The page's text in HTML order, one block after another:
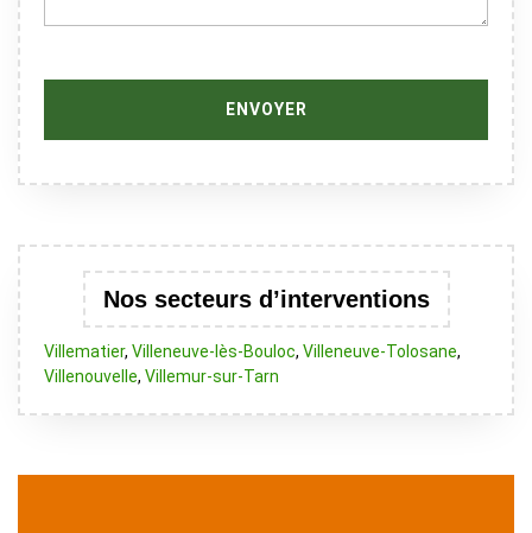
Nos secteurs d’interventions
Villematier, Villeneuve-lès-Bouloc, Villeneuve-Tolosane,
Villenouvelle, Villemur-sur-Tarn